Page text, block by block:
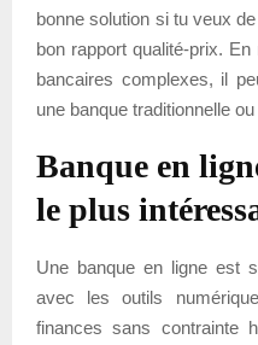
bonne solution si tu veux
bon rapport qualité-prix.
bancaires complexes, il
une banque traditionnelle
Banque en
le plus
Une banque en ligne est
avec les outils
finances sans contrainte